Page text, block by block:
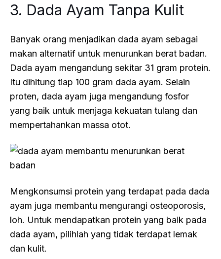
3. Dada Ayam Tanpa Kulit
Banyak orang menjadikan dada ayam sebagai
makan alternatif untuk menurunkan berat badan.
Dada ayam mengandung sekitar 31 gram protein.
Itu dihitung tiap 100 gram dada ayam. Selain
proten, dada ayam juga mengandung fosfor
yang baik untuk menjaga kekuatan tulang dan
mempertahankan massa otot.
Mengkonsumsi protein yang terdapat pada dada
ayam juga membantu mengurangi osteoporosis,
loh. Untuk mendapatkan protein yang baik pada
dada ayam, pilihlah yang tidak terdapat lemak
dan kulit.